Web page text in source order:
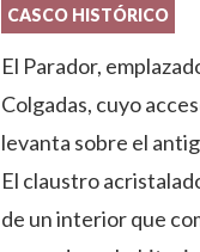
CASCO HISTÓRICO
El Parador,
Colgadas, cuyo
levanta sobre el
El claustro
de un interior que